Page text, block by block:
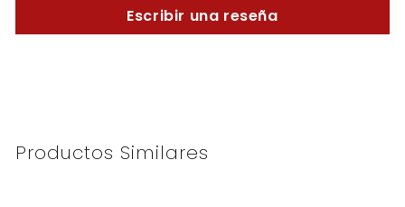
Escribir una reseña
Productos Similares